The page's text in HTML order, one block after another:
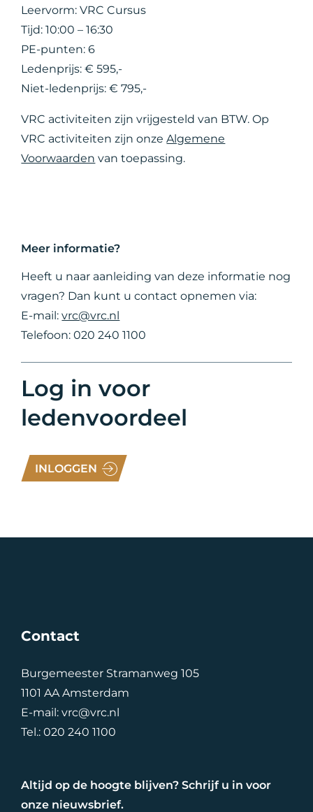
Leervorm: VRC Cursus
Tijd: 10:00 – 16:30
PE-punten: 6
Ledenprijs: € 595,-
Niet-ledenprijs: € 795,-
VRC activiteiten zijn vrijgesteld van BTW. Op
VRC activiteiten zijn onzeAlgemene
Voorwaarden van toepassing.
Meer informatie?
Heeft u naar aanleiding van deze informatie nog
vragen? Dan kunt u contact opnemen via:
E-mail:vrc@vrc.nl
Telefoon: 020 240 1100
Log in voor
ledenvoordeel
INLOGGEN
Contact
Burgemeester Stramanweg 105
1101 AA Amsterdam
E-mail:vrc@vrc.nl
Tel.:020 240 1100
Altijd op de hoogte blijven? Schrijf u in voor
onze nieuwsbrief.